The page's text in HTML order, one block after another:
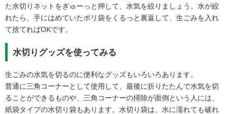
た水切りネットをぎゅーっと押して、水気を絞りましょう。水が絞
れたら、手にはめていたポリ袋をくるっと裏返して、生ごみを入れ
て捨てればOKです。
水切りグッズを使ってみる
生ごみの水気を切るのに便利なグッズもいろいろあります。
普通に三角コーナーとして使用して、最後に折りたたんで水気を切
ることができるものや、三角コーナーの掃除が面倒という人には、
紙袋タイプの水切り袋もあります。水切り袋は、水に濡れても破れ